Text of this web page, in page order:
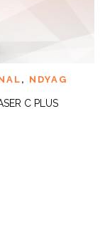
, NDYAG
C PLUS